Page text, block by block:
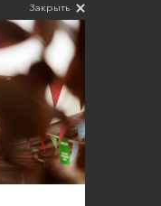
Закрыть